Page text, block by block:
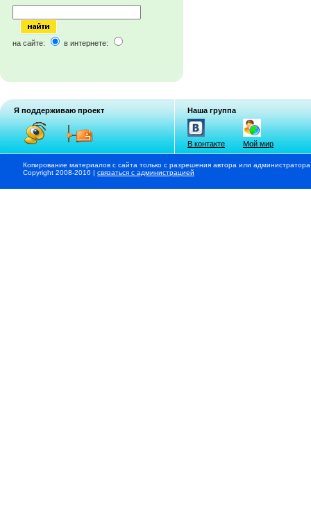
на сайте: в интернете:
Я поддерживаю проект Наша группа
В контакте Мой мир
Копирование материалов с сайта только с разрешения автора или
Copyright 2008-2016 | связаться с администрацией